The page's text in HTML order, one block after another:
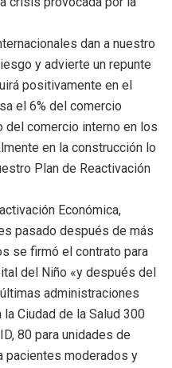
dan a nuestro
y advierte un repunte
positivamente en el
el 6% del comercio
del comercio interno en los
en la construcción lo
Plan de Reactivación
Económica,
pasado después de más
se firmó el contrato para
del Niño «y después del
administraciones
Ciudad de la Salud 300
80 para unidades de
pacientes moderados y